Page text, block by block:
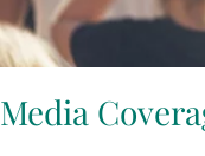
Media